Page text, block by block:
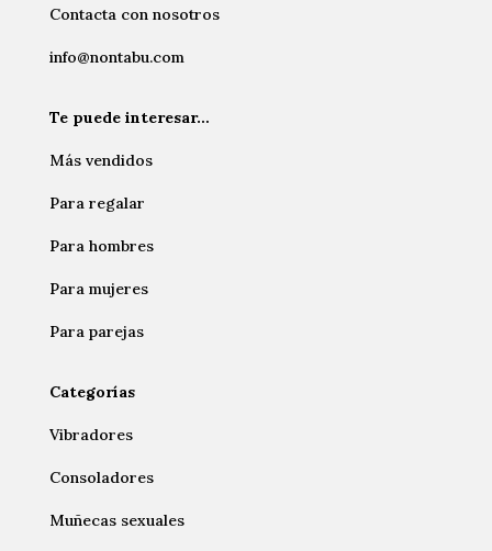
Contacta con nosotros
info@nontabu.com
Te puede interesar…
Más vendidos
Para regalar
Para hombres
Para mujeres
Para parejas
Categorías
Vibradores
Consoladores
Muñecas sexuales